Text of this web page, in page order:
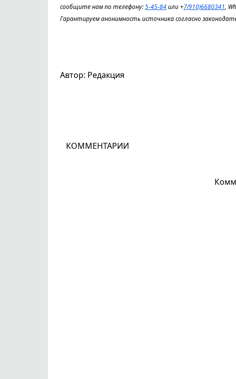
сообщите нам по телефону:5-45-84или +7(910)6680341,
Гарантируем анонимность источника согласно
Автор: Редакция
КОММЕНТАРИИ